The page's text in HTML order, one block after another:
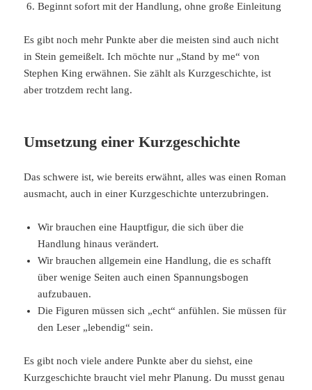
Beginnt sofort mit der Handlung, ohne große Einleitung
Es gibt noch mehr Punkte aber die meisten sind auch nicht
in Stein gemeißelt. Ich möchte nur „Stand by me“ von
Stephen King erwähnen. Sie zählt als Kurzgeschichte, ist
aber trotzdem recht lang.
Umsetzung einer Kurzgeschichte
Das schwere ist, wie bereits erwähnt, alles was einen Roman
ausmacht, auch in einer Kurzgeschichte unterzubringen.
Wir brauchen eine Hauptfigur, die sich über die
Handlung hinaus verändert.
Wir brauchen allgemein eine Handlung, die es schafft
über wenige Seiten auch einen Spannungsbogen
aufzubauen.
Die Figuren müssen sich „echt“ anfühlen. Sie müssen für
den Leser „lebendig“ sein.
Es gibt noch viele andere Punkte aber du siehst, eine
Kurzgeschichte braucht viel mehr Planung. Du musst genau